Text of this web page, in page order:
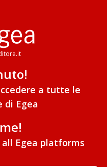
a tutte le
Egea
all Egea platforms